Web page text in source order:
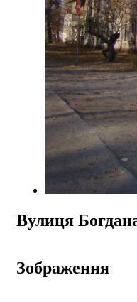
Вулиця
Зображення